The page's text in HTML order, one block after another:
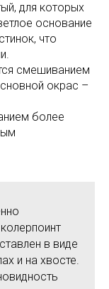
для которых
основание
что
смешиванием
окрас –
более
в виде
и на хвосте.